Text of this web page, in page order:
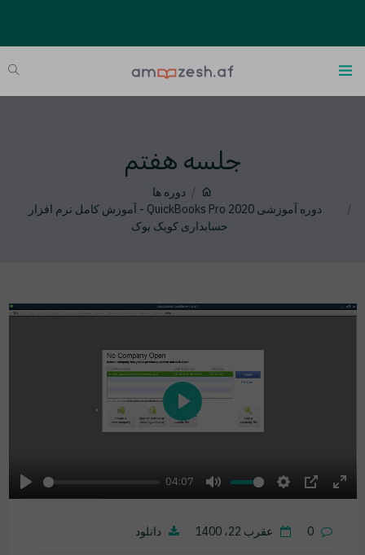
جلسه هفتم
دوره ها
دوره آموزشی QuickBooks Pro 2020 - آموزش کامل نرم افزار
حسابداری کویک بوک
Play
04:07
Mute Settings
PIP
Play
0 عقرب 22، 1400 دانلود